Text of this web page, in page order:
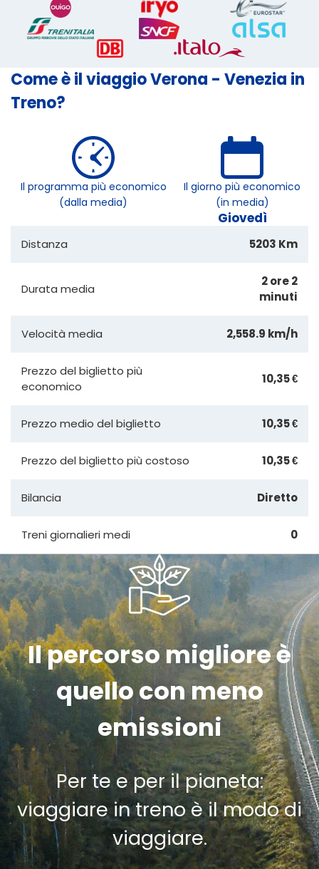
Come è il viaggio Verona - Venezia in
Treno?
Il programma più economico
(dalla media)
Il giorno più economico
(in media)
Giovedì
Distanza 5203 Km
Durata media
2 ore 2
minuti
Velocità media 2,558.9 km/h
Prezzo del biglietto più
economico
10,35 €
Prezzo medio del biglietto 10,35 €
Prezzo del biglietto più costoso 10,35 €
Bilancia Diretto
Treni giornalieri medi 0
Il percorso migliore è
quello con meno
emissioni
Per te e per il pianeta:
viaggiare in treno è il modo di
viaggiare.